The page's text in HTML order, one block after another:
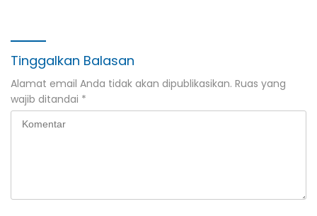
Tinggalkan Balasan
Alamat email Anda tidak akan dipublikasikan. Ruas yang
wajib ditandai *